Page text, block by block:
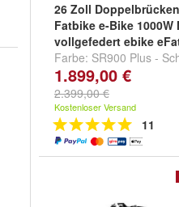
26 Zoll
Fatbike e-Bike 1000W
vollgefedert ebike
Farbe: SR900 Plus -
SR900 Plus - Blau
Plus - Grün
1.899,00 €
2.399,00 €
Kostenloser Versand
11